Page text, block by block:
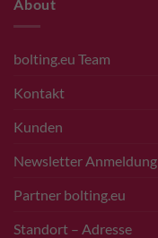
About
bolting.eu Team
Kontakt
Kunden
Newsletter Anmeldung
Partner bolting.eu
Standort – Adresse